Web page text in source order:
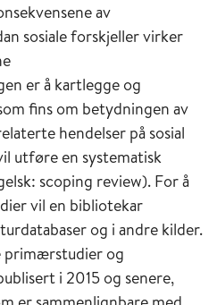
av
sosiale forskjeller virker
er å kartlegge og
fins om betydningen av
hendelser på sosial
utføre en systematisk
scoping review). For å
vil en bibliotekar
og i andre kilder.
primærstudier og
i 2015 og senere,